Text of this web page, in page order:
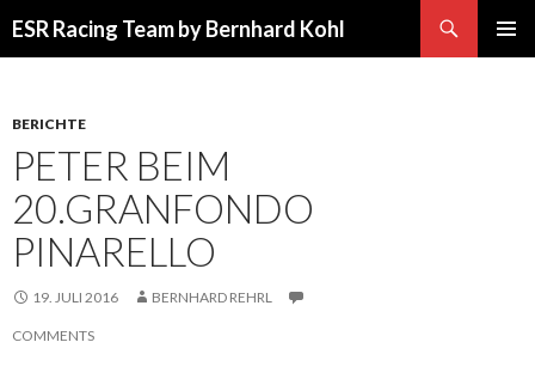
ESR Racing Team by Bernhard Kohl
BERICHTE
PETER BEIM
20.GRANFONDO
PINARELLO
19. JULI 2016 BERNHARD REHRL
COMMENTS